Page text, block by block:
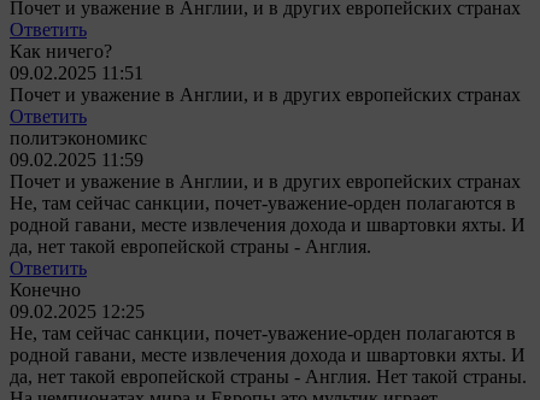
Почет и уважение в Англии, и в других европейских странах
Ответить
Как ничего?
09.02.2025 11:51
Почет и уважение в Англии, и в других европейских странах
Ответить
политэкономикс
09.02.2025 11:59
Почет и уважение в Англии, и в других европейских странах
Не, там сейчас санкции, почет-уважение-орден полагаются в
родной гавани, месте извлечения дохода и швартовки яхты. И
да, нет такой европейской страны - Англия.
Ответить
Конечно
09.02.2025 12:25
Не, там сейчас санкции, почет-уважение-орден полагаются в
родной гавани, месте извлечения дохода и швартовки яхты. И
да, нет такой европейской страны - Англия. Нет такой страны.